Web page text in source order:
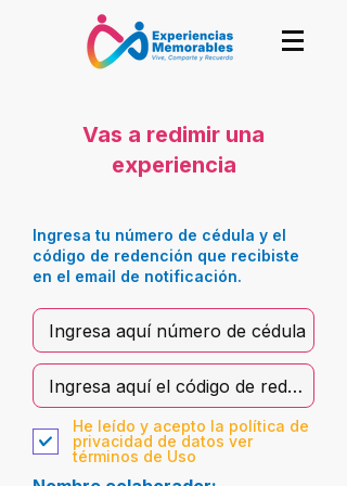
Vas a redimir una
experiencia
Ingresa tu número de cédula y el
código de redención que recibiste
en el email de notificación.
He leído y acepto la política de
privacidad de datos ver
términos de Uso